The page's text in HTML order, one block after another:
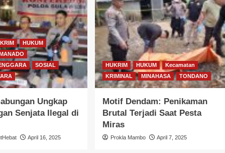
HUKUM
SOSIAL
Ungkap
Senjata Ilegal di
April 16, 2025
HUKRIM HUKUM
Kecamatan
KRIMINAL
MINAHASA TONDANO
Motif Dendam: Penikaman
Brutal Terjadi Saat Pesta
Miras
Prokla Mambo April 7, 2025